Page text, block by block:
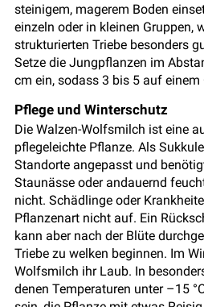
steinigem, magerem Boden
einzeln oder in kleinen Gruppen,
strukturierten Triebe besonders
Setze die Jungpflanzen im
cm ein, sodass 3 bis 5 auf einem
Pflege und Winterschutz
Die Walzen-Wolfsmilch ist eine
pflegeleichte Pflanze. Als
Standorte angepasst und
Staunässe oder andauernd
nicht. Schädlinge oder
Pflanzenart nicht auf. Ein
kann aber nach der Blüte
Triebe zu welken beginnen. Im
Wolfsmilch ihr Laub. In
denen Temperaturen unter –15